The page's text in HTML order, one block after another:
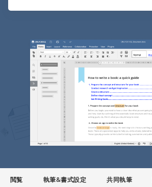
閲覧 執筆&書式設定 共同執筆